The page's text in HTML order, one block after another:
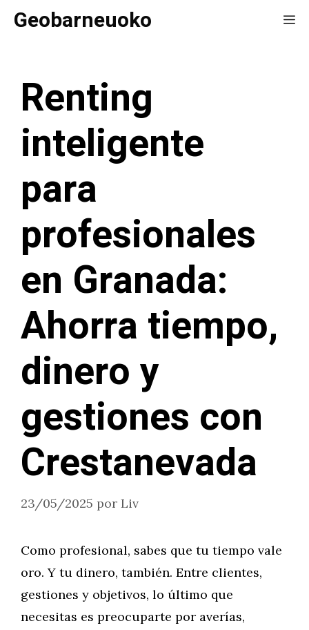
SaltarGeobarneuoko
Renting
inteligente
para
profesionales
en Granada:
Ahorra tiempo,
dinero y
gestiones con
Crestanevada
23/05/2025 por Liv
Como profesional, sabes que tu tiempo vale
oro. Y tu dinero, también. Entre clientes,
gestiones y objetivos, lo último que
necesitas es preocuparte por averías,